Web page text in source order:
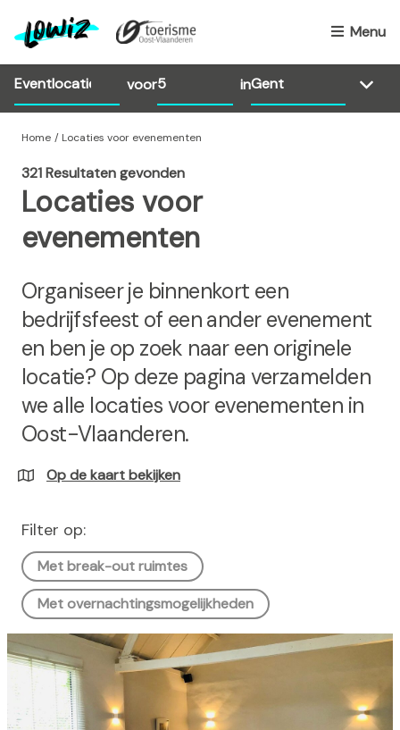
l
Menu
voor in
Home Locaties voor evenementen
321 Resultaten gevonden
Locaties voor
evenementen
Organiseer je binnenkort een
bedrijfsfeest of een ander evenement
en ben je op zoek naar een originele
locatie? Op deze pagina verzamelden
we alle locaties voor evenementen in
Oost-Vlaanderen.
Op de kaart bekijken
Filter op:
Met break-out ruimtes
Met overnachtingsmogelijkheden